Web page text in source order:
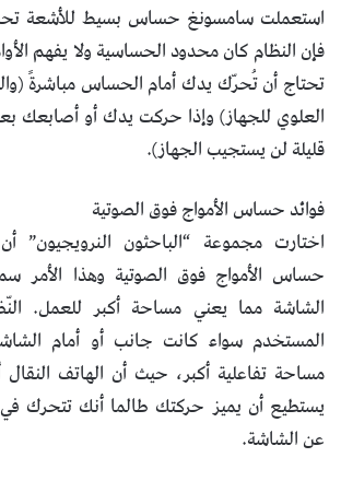
استعملت سامسونغ حساس بسيط للأشعة
فإن النظام كان محدود الحساسية ولا يفهم
تحتاج أن تُحرّك يدك أمام الحساس مباشرةً
العلوي للجهاز) وإذا حركت يدك أو أصابعك
قليلة لن يستجيب الجهاز).
فوائد حساس الأمواج فوق الصوتية
اختارت مجموعة “الباحثون النرويجيون”
حساس الأمواج فوق الصوتية وهذا الأمر
الشاشة مما يعني مساحة أكبر للعمل.
المستخدم سواء كانت جانب أو أمام
مساحة تفاعلية أكبر، حيث أن الهاتف
عن الشاشة.